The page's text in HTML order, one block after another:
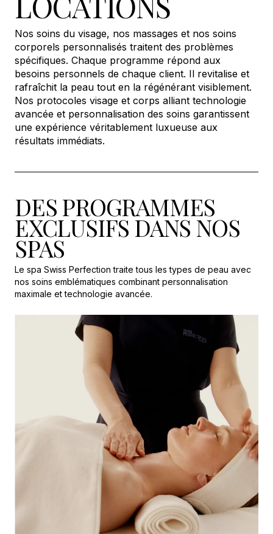
Nos soins du visage, nos massages et nos soins
corporels personnalisés traitent des problèmes
spécifiques. Chaque programme répond aux
besoins personnels de chaque client. Il revitalise et
rafraîchit la peau tout en la régénérant visiblement.
Nos protocoles visage et corps alliant technologie
avancée et personnalisation des soins garantissent
une expérience véritablement luxueuse aux
résultats immédiats.
DES PROGRAMMES
EXCLUSIFS DANS NOS
SPAS
Le spa Swiss Perfection traite tous les types de peau avec
nos soins emblématiques combinant personnalisation
maximale et technologie avancée.